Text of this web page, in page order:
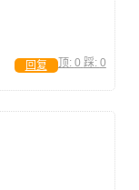
顶: 0 踩: 0
回复